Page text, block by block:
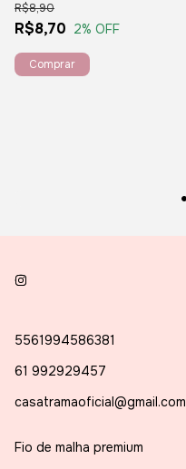
R$8,70
R$8,90
2% OFF
5561994586381
61 992929457
casatramaoficial@gmail.com
Fio de malha premium